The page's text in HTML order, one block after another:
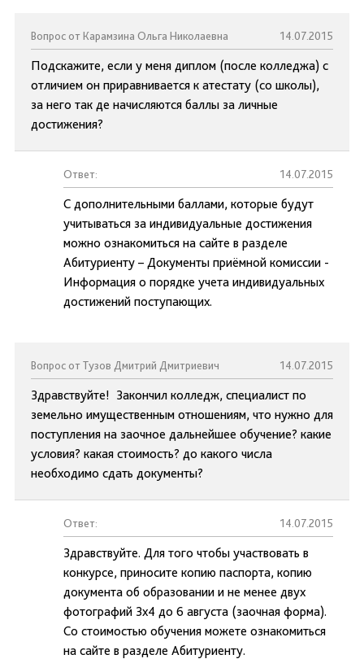
Вопрос от Карамзина Ольга Николаевна 14.07.2015
Подскажите, если у меня диплом (после колледжа) с
отличием он приравнивается к атестату (со школы),
за него так де начисляются баллы за личные
достижения?
Ответ: 14.07.2015
С дополнительными баллами, которые будут
учитываться за индивидуальные достижения
можно ознакомиться на сайте в разделе
Абитуриенту – Документы приёмной комиссии -
Информация о порядке учета индивидуальных
достижений поступающих.
Вопрос от Тузов Дмитрий Дмитриевич 14.07.2015
Здравствуйте! Закончил колледж, специалист по
земельно имущественным отношениям, что нужно для
поступления на заочное дальнейшее обучение? какие
условия? какая стоимость? до какого числа
необходимо сдать документы?
Ответ: 14.07.2015
Здравствуйте. Для того чтобы участвовать в
конкурсе, приносите копию паспорта, копию
документа об образовании и не менее двух
фотографий 3х4 до 6 августа (заочная форма).
Со стоимостью обучения можете ознакомиться
на сайте в разделе Абитуриенту.